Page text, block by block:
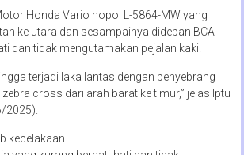
Honda Vario nopol L-5864-MW yang
ke utara dan sesampainya didepan BCA
dan tidak mengutamakan pejalan kaki.
terjadi laka lantas dengan penyebrang
cross dari arah barat ke timur,” jelas Iptu
2025).
kecelakaan